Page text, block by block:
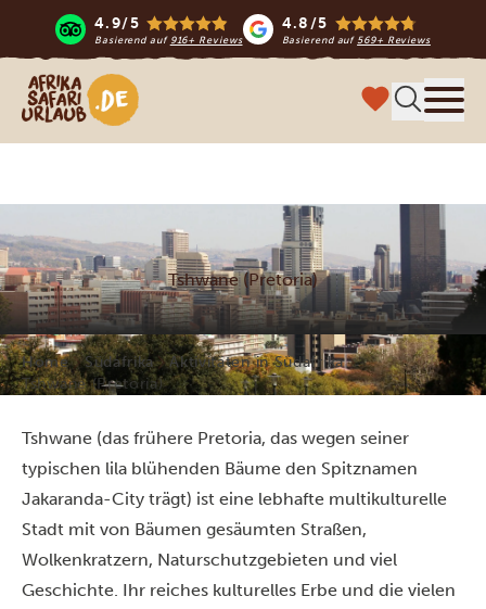
4.9/5
Basierend auf 916+ Reviews
4.8/5
Basierend auf569+ Reviews
Afrika Safari Urlaub
Tshwane (Pretoria)
Home Südafrika
Aktivitäten in Südafrika
Tshwane (Pretoria)
Tshwane (das frühere Pretoria, das wegen seiner
typischen lila blühenden Bäume den Spitznamen
Jakaranda-City trägt) ist eine lebhafte multikulturelle
Stadt mit von Bäumen gesäumten Straßen,
Wolkenkratzern, Naturschutzgebieten und viel
Geschichte. Ihr reiches kulturelles Erbe und die vielen